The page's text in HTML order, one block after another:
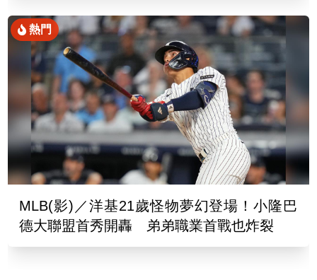
熱門
MLB(影)／洋基21歲怪物夢幻登場！小隆巴
德大聯盟首秀開轟 弟弟職業首戰也炸裂